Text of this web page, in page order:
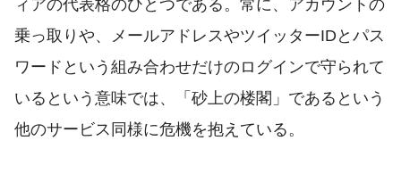
ィアの代表格のひとつである。常に、アカウントの
乗っ取りや、メールアドレスやツイッターIDとパス
ワードという組み合わせだけのログインで守られて
いるという意味では、「砂上の楼閣」であるという
他のサービス同様に危機を抱えている。